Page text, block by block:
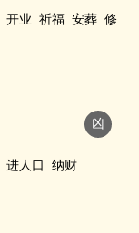
开业 祈福 安葬 修
凶
进人口 纳财